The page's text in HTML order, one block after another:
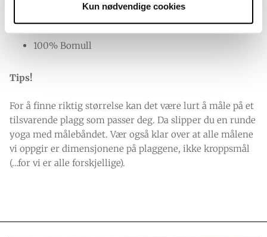
Kun nødvendige cookies
100% Bomull
Tips!
For å finne riktig størrelse kan det være lurt å måle på et
tilsvarende plagg som passer deg. Da slipper du en runde
yoga med målebåndet. Vær også klar over at alle målene
vi oppgir er dimensjonene på plaggene, ikke kroppsmål
(…for vi er alle forskjellige).